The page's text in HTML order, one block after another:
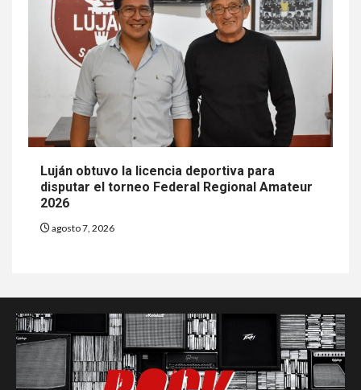
Luján obtuvo la licencia deportiva para
disputar el torneo Federal Regional Amateur
2026
agosto 7, 2026